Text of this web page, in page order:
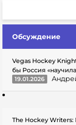
Обсуждение
Vegas Hockey
бы Россия
19.01.2026
The Hockey